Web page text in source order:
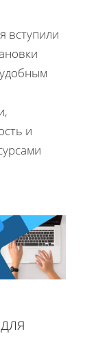
вступили
и